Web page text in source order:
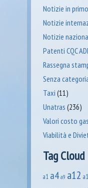
Notizie in
Notizie
Notizie
Patenti CQC
Rassegna
Senza
Taxi (11)
Unatras (236)
Valori costo
Viabilità e
Tag Cloud
a1 a4 a9 a12